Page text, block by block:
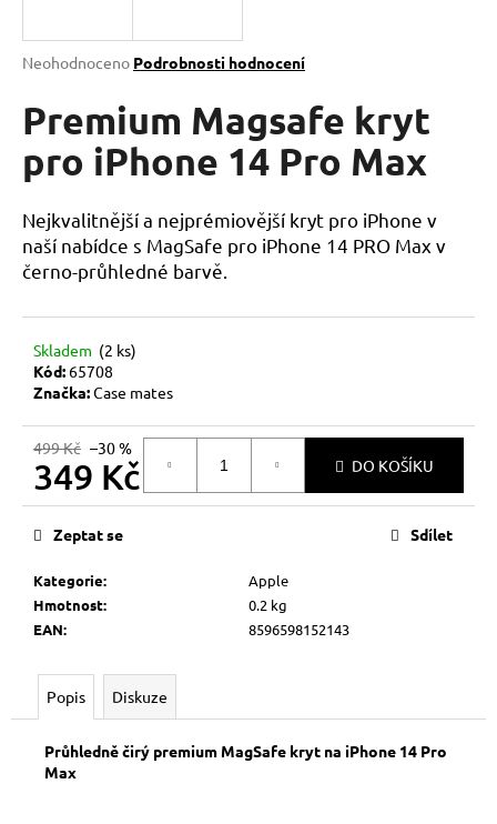
Průměrné
produktu
je
5
hvězdiček.
Neohodnoceno Podrobnosti hodnocení
Premium Magsafe kryt
pro iPhone 14 Pro Max
Nejkvalitnější a nejprémiovější kryt pro iPhone v
naší nabídce s MagSafe pro iPhone 14 PRO Max v
černo-průhledné barvě.
Skladem (2 ks)
Kód: 65708
Značka:Case mates
499 Kč –30 %
349 Kč
Měrná
DO KOŠÍKU
Kategorie:
Apple
Hmotnost:
0.2 kg
EAN: 8596598152143
Zeptat se Sdílet
Popis Diskuze
Průhledně čirý premium MagSafe kryt na iPhone 14 Pro
Max
j
t
?
HLEDAT
D
o
p
o
č
u
e
m
e